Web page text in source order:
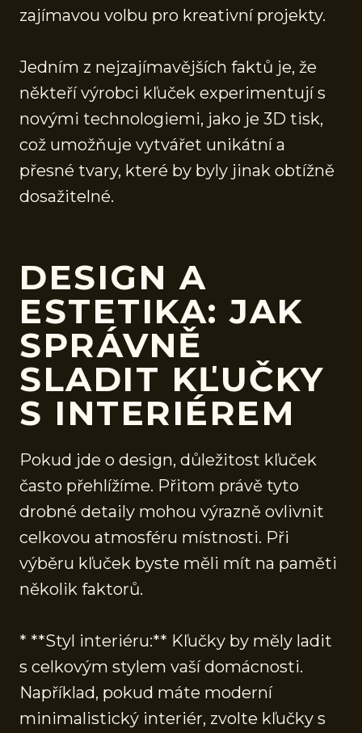
zajímavou volbu pro kreativní projekty.
Jedním z nejzajímavějších faktů je, že
někteří výrobci kľuček experimentují s
novými technologiemi, jako je 3D tisk,
což umožňuje vytvářet unikátní a
přesné tvary, které by byly jinak obtížně
dosažitelné.
DESIGN A
ESTETIKA: JAK
SPRÁVNĚ
SLADIT KĽUČKY
S INTERIÉREM
Pokud jde o design, důležitost kľuček
často přehlížíme. Přitom právě tyto
drobné detaily mohou výrazně ovlivnit
celkovou atmosféru místnosti. Při
výběru kľuček byste měli mít na paměti
několik faktorů.
* **Styl interiéru:** Kľučky by měly ladit
s celkovým stylem vaší domácnosti.
Například, pokud máte moderní
minimalistický interiér, zvolte kľučky s